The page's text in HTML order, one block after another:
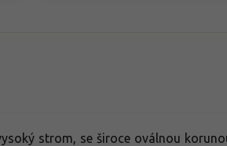
strom, se široce oválnou